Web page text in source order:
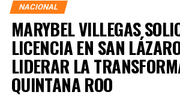
NACIONAL
MARYBEL VILLEGAS
LICENCIA EN SAN
LIDERAR LA
QUINTANA ROO